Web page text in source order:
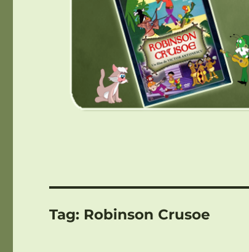
Tag: Robinson Crusoe